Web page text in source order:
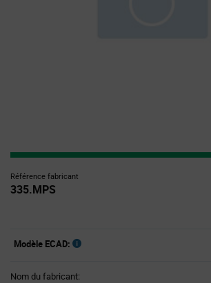
Référence fabricant
335.MPS
Modèle ECAD:
Nom du fabricant: